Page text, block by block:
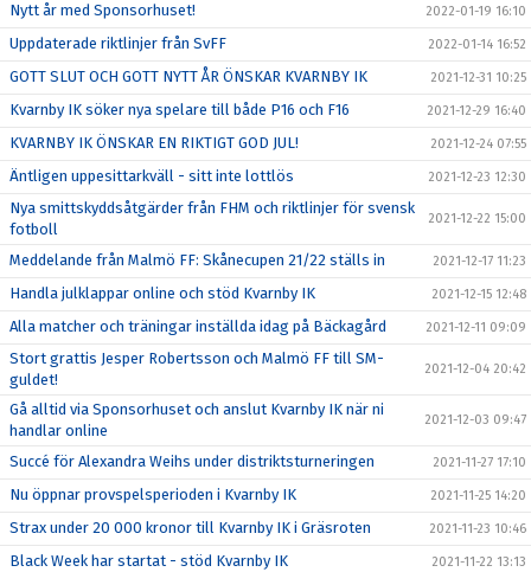
Nytt år med Sponsorhuset! 2022-01-19 16:10
Uppdaterade riktlinjer från SvFF 2022-01-14 16:52
GOTT SLUT OCH GOTT NYTT ÅR ÖNSKAR KVARNBY IK 2021-12-31 10:25
Kvarnby IK söker nya spelare till både P16 och F16 2021-12-29 16:40
KVARNBY IK ÖNSKAR EN RIKTIGT GOD JUL! 2021-12-24 07:55
Äntligen uppesittarkväll - sitt inte lottlös 2021-12-23 12:30
Nya smittskyddsåtgärder från FHM och riktlinjer för svensk
fotboll
2021-12-22 15:00
Meddelande från Malmö FF: Skånecupen 21/22 ställs in 2021-12-17 11:23
Handla julklappar online och stöd Kvarnby IK 2021-12-15 12:48
Alla matcher och träningar inställda idag på Bäckagård 2021-12-11 09:09
Stort grattis Jesper Robertsson och Malmö FF till SM-
guldet!
2021-12-04 20:42
Gå alltid via Sponsorhuset och anslut Kvarnby IK när ni
handlar online
2021-12-03 09:47
Succé för Alexandra Weihs under distriktsturneringen 2021-11-27 17:10
Nu öppnar provspelsperioden i Kvarnby IK 2021-11-25 14:20
Strax under 20 000 kronor till Kvarnby IK i Gräsroten 2021-11-23 10:46
Black Week har startat - stöd Kvarnby IK 2021-11-22 13:13